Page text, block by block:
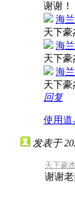
谢谢！
海兰
天下
海兰
天下
海兰
天下
回复
使用道
发表于
天下豪
谢谢